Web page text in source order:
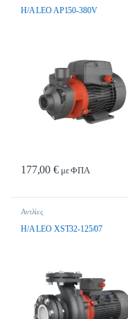
H/A LEO AP150-380V
177,00€με ΦΠΑ
Αντλίες
H/A LEO XST32-125/07